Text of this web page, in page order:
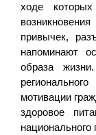
ходе
привычек,
напоминают
образа
мотивации
здоровое
национального